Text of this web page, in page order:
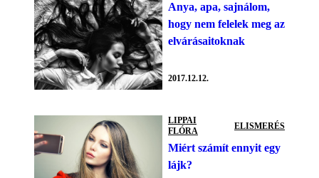
Anya, apa, sajnálom,
hogy nem felelek meg az
elvárásaitoknak
2017.12.12.
LIPPAI
FLÓRA
ELISMERÉS
Miért számít ennyit egy
lájk?